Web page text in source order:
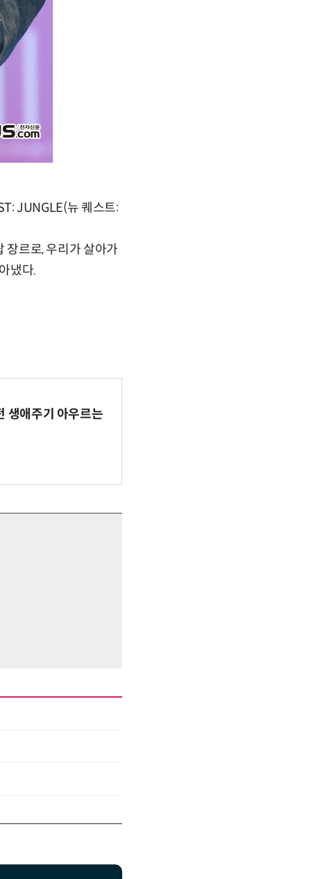
JUNGLE(뉴 퀘스트:
장르로, 우리가 살아가
냈다.
생애주기 아우르는